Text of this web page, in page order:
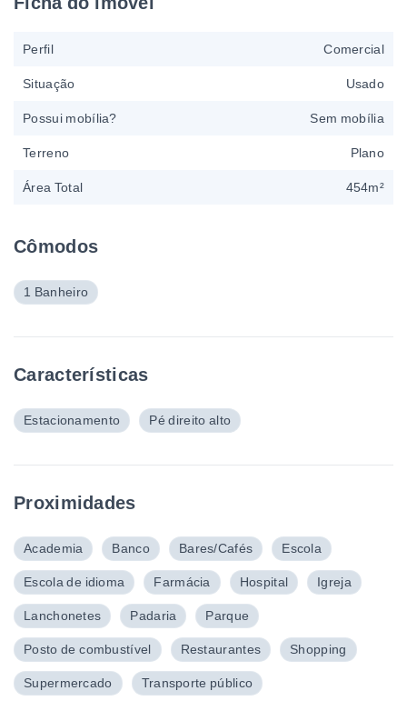
Cômodos
1 Banheiro
Características
Estacionamento Pé direito alto
Proximidades
Academia Banco Bares/Cafés Escola
Escola de idioma Farmácia Hospital Igreja
Lanchonetes Padaria Parque
Posto de combustível Restaurantes Shopping
Supermercado Transporte público
Perfil Comercial
Situação Usado
Possui mobília? Sem mobília
Terreno Plano
Área Total 454m²